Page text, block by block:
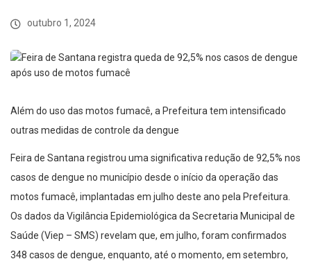
outubro 1, 2024
Além do uso das motos fumacê, a Prefeitura tem intensificado
outras medidas de controle da dengue
Feira de Santana registrou uma significativa redução de 92,5% nos
casos de dengue no município desde o início da operação das
motos fumacê, implantadas em julho deste ano pela Prefeitura.
Os dados da Vigilância Epidemiológica da Secretaria Municipal de
Saúde (Viep – SMS) revelam que, em julho, foram confirmados
348 casos de dengue, enquanto, até o momento, em setembro,